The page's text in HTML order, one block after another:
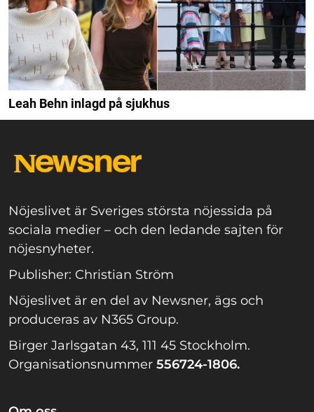
Leah Behn inlagd på sjukhus
Nöjeslivet är Sveriges största nöjessida på
sociala medier – och den ledande sajten för
nöjesnyheter.
Publisher: Christian Ström
Nöjeslivet är en del av Newsner, ägs och
produceras av N365 Group.
Birger Jarlsgatan 43, 111 45 Stockholm.
Organisationsnummer 556724-1806.